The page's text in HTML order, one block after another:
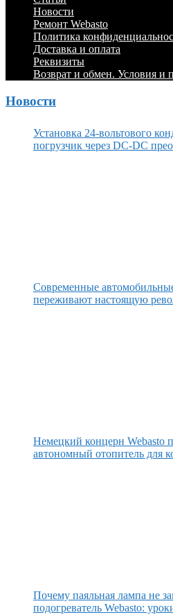
Menu
содержимому
Новости
Ремонт Webasto
Политика
Доставка и оплата
Реквизиты
Возврат и обмен. Условия и
Новости
Установка 24-вольтового
погрузчик через DC-DC
Современные
переживают настоящую
Немецкий концерн Webasto
автономный отопитель для
Почему паяльная лампа не
подогреватель Webasto: